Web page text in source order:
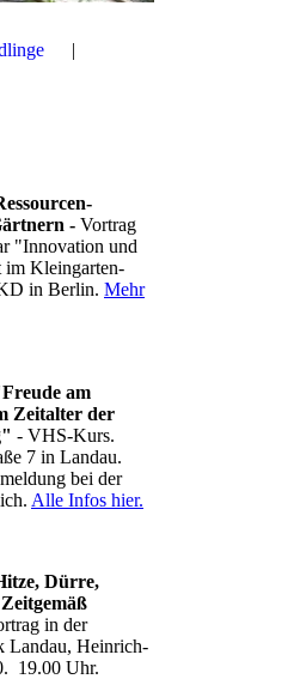
- Vortrag
"Innovation und
im Kleingarten-
in Berlin. Mehr
am
Zeitalter der
- VHS-Kurs.
7 in Landau.
bei der
Alle Infos hier.
Dürre,
in der
Landau, Heinrich-
19.00 Uhr.